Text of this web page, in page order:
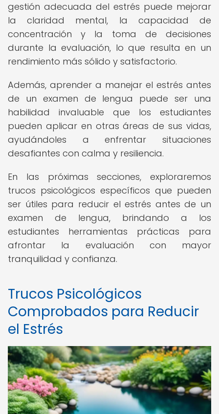
gestión adecuada del estrés puede mejorar
la claridad mental, la capacidad de
concentración y la toma de decisiones
durante la evaluación, lo que resulta en un
rendimiento más sólido y satisfactorio.
Además, aprender a manejar el estrés antes
de un examen de lengua puede ser una
habilidad invaluable que los estudiantes
pueden aplicar en otras áreas de sus vidas,
ayudándoles a enfrentar situaciones
desafiantes con calma y resiliencia.
En las próximas secciones, exploraremos
trucos psicológicos específicos que pueden
ser útiles para reducir el estrés antes de un
examen de lengua, brindando a los
estudiantes herramientas prácticas para
afrontar la evaluación con mayor
tranquilidad y confianza.
Trucos Psicológicos
Comprobados para Reducir
el Estrés